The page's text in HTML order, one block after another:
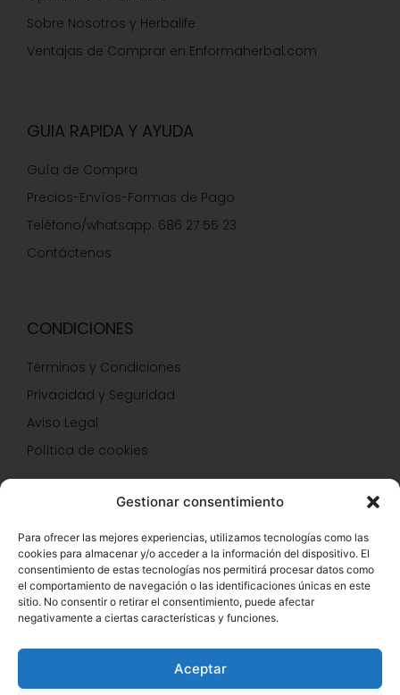
Gestionar consentimiento
Para ofrecer las mejores experiencias, utilizamos tecnologías como las
cookies para almacenar y/o acceder a la información del dispositivo. El
consentimiento de estas tecnologías nos permitirá procesar datos como
el comportamiento de navegación o las identificaciones únicas en este
sitio. No consentir o retirar el consentimiento, puede afectar
negativamente a ciertas características y funciones.
Aceptar
Sobre Nosotros y Herbalife
Ventajas de Comprar en Enformaherbal.com
GUIA RAPIDA Y AYUDA
Guía de Compra
Precios-Envíos-Formas de Pago
Teléfono/whatsapp: 686 27 55 23
Contáctenos
CONDICIONES
Términos y Condiciones
Privacidad y Seguridad
Aviso Legal
Política de cookies
Hazte Miembro Herbalife
Consulta Nutrición Gratis
Descuentos Vip Herbalife